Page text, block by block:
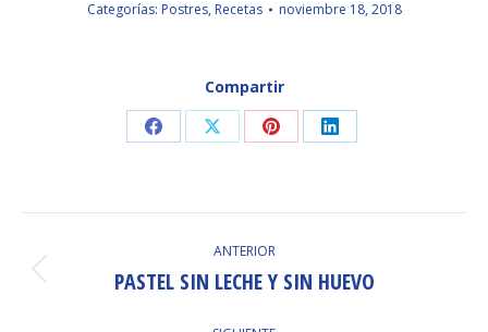
Categorías: Postres, Recetas noviembre 18, 2018
Compartir
Share
Facebook
Share
X
Share
Pinterest
Share
LinkedIn
ENTRE
PUBLICACIONES
ANTERIOR
Publicación
PASTEL SIN LECHE Y SIN HUEVO